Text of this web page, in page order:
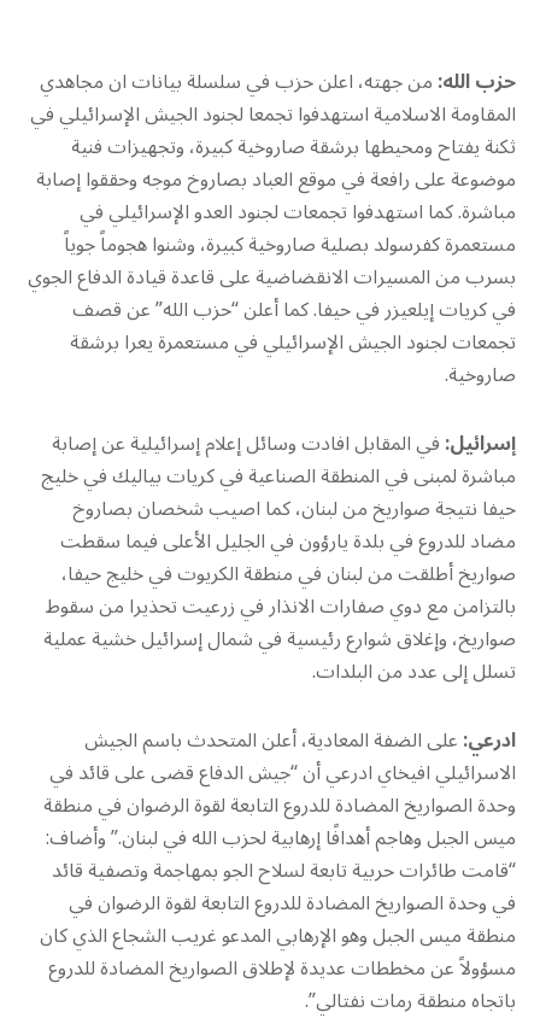
حزب الله:من جهته، اعلن حزب في سلسلة بيانات ان مجاهدي
المقاومة الاسلامية استهدفوا تجمعا لجنود الجيش الإسرائيلي في
ثكنة يفتاح ومحيطها برشقة صاروخية كبيرة، وتجهيزات فنية
موضوعة على رافعة في موقع العباد بصاروخ موجه وحققوا إصابة
مباشرة. كما استهدفوا تجمعات لجنود العدو الإسرائيلي في
مستعمرة كفرسولد بصلية صاروخية كبيرة، وشنوا هجوماً جوياً
بسرب من المسيرات الانقضاضية على قاعدة قيادة الدفاع الجوي
في كريات إيلعيزر في حيفا. كما أعلن “حزب الله” عن قصف
تجمعات لجنود الجيش الإسرائيلي في مستعمرة يعرا برشقة
صاروخية.
إسرائيل:في المقابل افادت وسائل إعلام إسرائيلية عن إصابة
مباشرة لمبنى في المنطقة الصناعية في كريات بياليك في خليج
حيفا نتيجة صواريخ من لبنان، كما اصيب شخصان بصاروخ
مضاد للدروع في بلدة يارؤون في الجليل الأعلى فيما سقطت
صواريخ أطلقت من لبنان في منطقة الكريوت في خليج حيفا،
بالتزامن مع دوي صفارات الانذار في زرعيت تحذيرا من سقوط
صواريخ، وإغلاق شوارع رئيسية في شمال إسرائيل خشية عملية
تسلل إلى عدد من البلدات.
ادرعي:على الضفة المعادية، أعلن المتحدث باسم الجيش
الاسرائيلي افيخاي ادرعي أن “جيش الدفاع قضى على قائد في
وحدة الصواريخ المضادة للدروع التابعة لقوة الرضوان في منطقة
ميس الجبل وهاجم أهدافًا إرهابية لحزب الله في لبنان.” وأضاف:
“قامت طائرات حربية تابعة لسلاح الجو بمهاجمة وتصفية قائد
في وحدة الصواريخ المضادة للدروع التابعة لقوة الرضوان في
منطقة ميس الجبل وهو الإرهابي المدعو غريب الشجاع الذي كان
مسؤولاً عن مخططات عديدة لإطلاق الصواريخ المضادة للدروع
باتجاه منطقة رمات نفتالي”.